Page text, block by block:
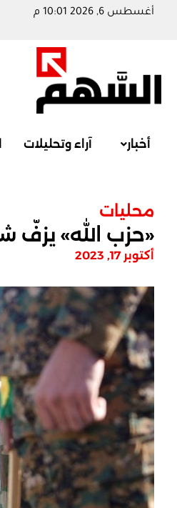
أغسطس 6, 2026 10:01 م
أخبار آراء وتحليلات
محليات
«حزب الله» يزفّ
أكتوبر 17, 2023